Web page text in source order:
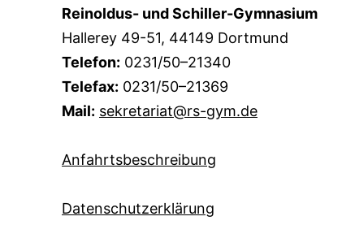
Reinoldus- und Schiller-Gymnasium
Hallerey 49-51, 44149 Dortmund
Telefon: 0231/50–21340
Telefax: 0231/50–21369
Mail: sekretariat@rs-gym.de
Anfahrtsbeschreibung
Datenschutzerklärung